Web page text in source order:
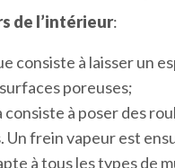
de l’intérieur:
consiste à laisser un
poreuses;
à poser des
Un frein vapeur est
à tous les types de